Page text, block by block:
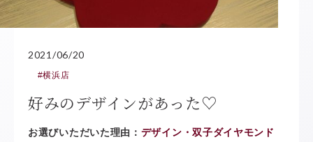
2021/06/20
#横浜店
好みのデザインがあった♡
お選びいただいた理由： デザイン・双子ダイヤモンド